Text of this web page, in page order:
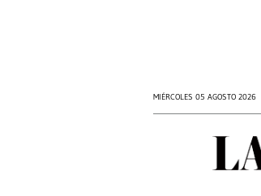
MIÉRCOLES 05 AGOSTO 2026